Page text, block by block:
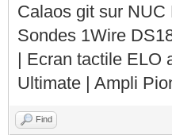
Calaos git sur
Sondes 1Wire
| Ecran tactile ELO
Ultimate | Ampli
Find